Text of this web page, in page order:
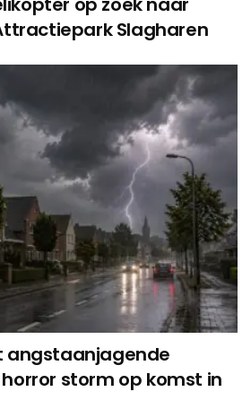
Slagharen
angstaanjagende
storm op komst in